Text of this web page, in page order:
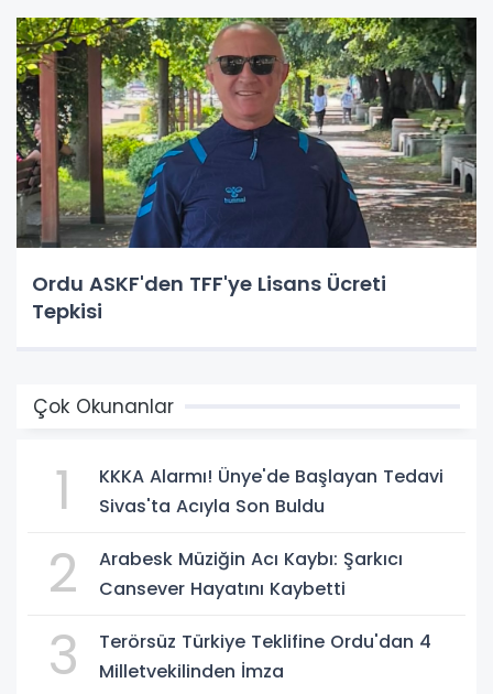
Ordu ASKF'den TFF'ye Lisans Ücreti
Tepkisi
Çok Okunanlar
1
KKKA Alarmı! Ünye'de Başlayan Tedavi
Sivas'ta Acıyla Son Buldu
2
Arabesk Müziğin Acı Kaybı: Şarkıcı
Cansever Hayatını Kaybetti
3
Terörsüz Türkiye Teklifine Ordu'dan 4
Milletvekilinden İmza